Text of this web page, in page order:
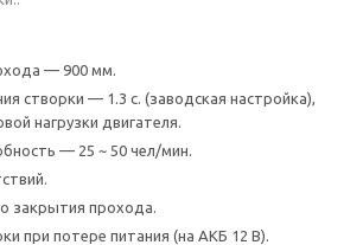
— 900 мм.
створки — 1.3 с. (заводская настройка),
нагрузки двигателя.
— 25 ~ 50 чел/мин.
закрытия прохода.
при потере питания (на АКБ 12 В).